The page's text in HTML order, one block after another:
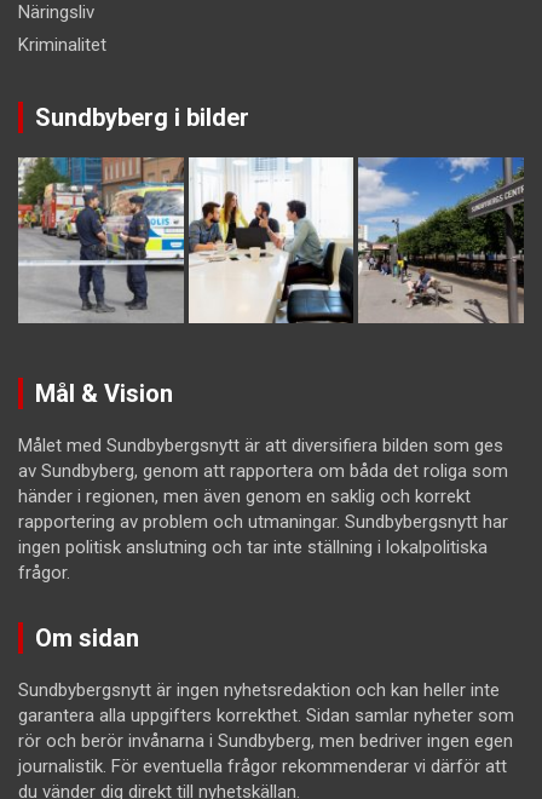
Näringsliv
Kriminalitet
Sundbyberg i bilder
Mål & Vision
Målet med Sundbybergsnytt är att diversifiera bilden som ges
av Sundbyberg, genom att rapportera om båda det roliga som
händer i regionen, men även genom en saklig och korrekt
rapportering av problem och utmaningar. Sundbybergsnytt har
ingen politisk anslutning och tar inte ställning i lokalpolitiska
frågor.
Om sidan
Sundbybergsnytt är ingen nyhetsredaktion och kan heller inte
garantera alla uppgifters korrekthet. Sidan samlar nyheter som
rör och berör invånarna i Sundbyberg, men bedriver ingen egen
journalistik. För eventuella frågor rekommenderar vi därför att
du vänder dig direkt till nyhetskällan.